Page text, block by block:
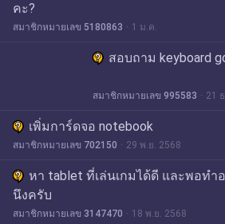
คะ?
สมาชิกหมายเลข 5180863 1 ม.ค.
สอบถาม keyboard
สมาชิกหมายเลข 995583 21
เพิ่มการ์ดจอ notebook
สมาชิกหมายเลข 702150 29 พ.ย. 2568
หา tablet ที่เล่นเกมได้ดี และพอทำ
นึงครับ
สมาชิกหมายเลข 3147470 18 พ.ย. 2568